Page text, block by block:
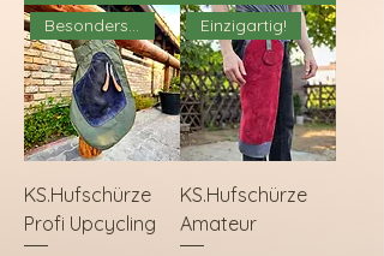
Besonders nachhaltig!
KS.Hufschürze
Profi Upcycling
Einzigartig!
KS.Hufschürze
Amateur